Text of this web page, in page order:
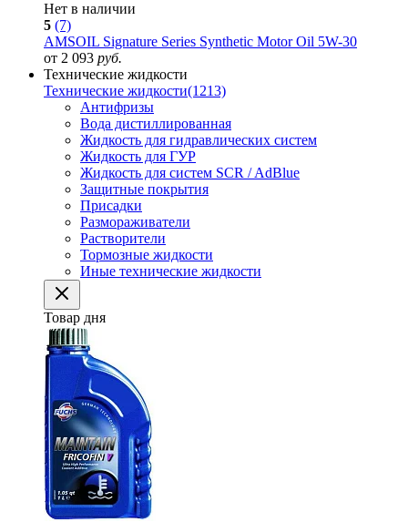
Нет в наличии
5 (7)
AMSOIL Signature Series Synthetic Motor Oil 5W-30
от 2 093 руб.
Технические жидкости
Технические жидкости(1213)
Антифризы
Вода дистиллированная
Жидкость для гидравлических систем
Жидкость для ГУР
Жидкость для систем SCR / AdBlue
Защитные покрытия
Присадки
Размораживатели
Растворители
Тормозные жидкости
Иные технические жидкости
Товар дня